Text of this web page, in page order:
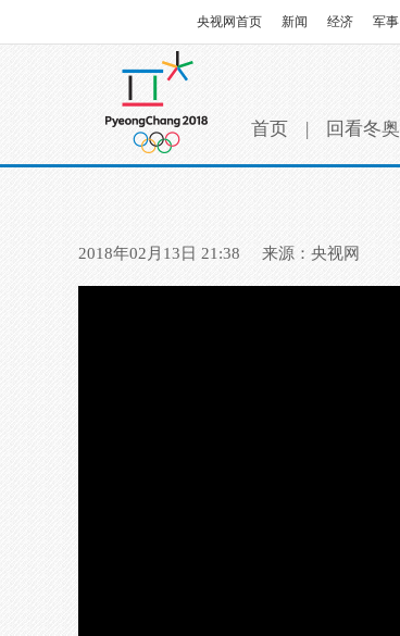
央视网首页 新闻 经济 军事
首页 | 回看冬奥
2018年02月13日 21:38 来源：央视网